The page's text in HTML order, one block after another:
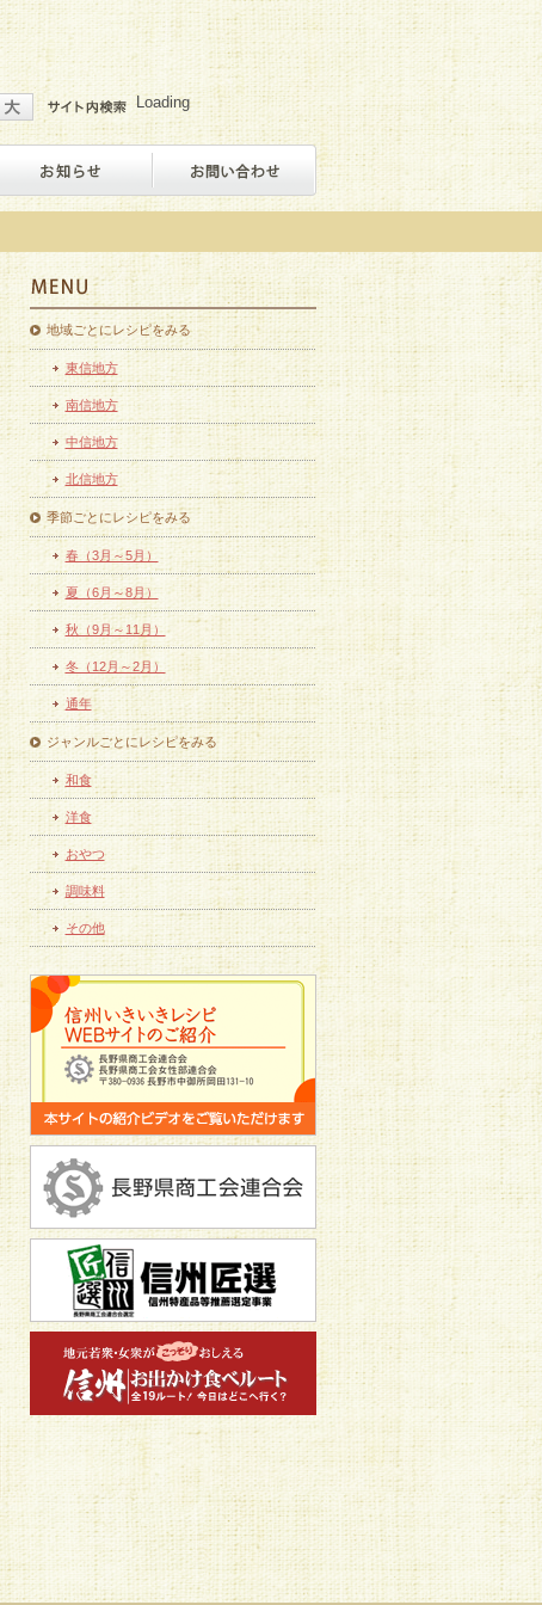
Loading
地域ごとにレシピをみる
東信地方
南信地方
中信地方
北信地方
季節ごとにレシピをみる
春（3月～5月）
夏（6月～8月）
秋（9月～11月）
冬（12月～2月）
通年
ジャンルごとにレシピをみる
和食
洋食
おやつ
調味料
その他